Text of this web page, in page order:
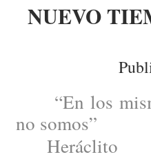
NUEVO
“En los
no somos”
Heráclito